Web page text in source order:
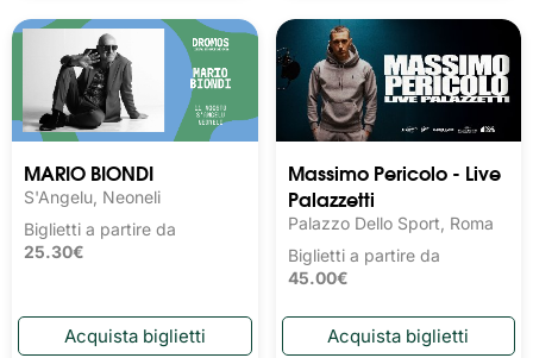
MARIO BIONDI
S'Angelu, Neoneli
Biglietti a partire da
25.30€
Massimo Pericolo - Live
Palazzetti
Palazzo Dello Sport, Roma
Biglietti a partire da
45.00€